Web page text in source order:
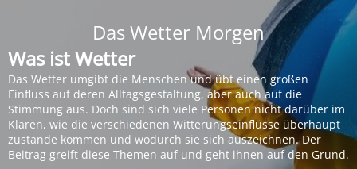
Das Wetter Morgen
Was ist Wetter
Das Wetter umgibt die Menschen und übt einen großen
Einfluss auf deren Alltagsgestaltung, aber auch auf die
Stimmung aus. Doch sind sich viele Personen nicht darüber im
Klaren, wie die verschiedenen Witterungseinflüsse überhaupt
zustande kommen und wodurch sie sich auszeichnen. Der
Beitrag greift diese Themen auf und geht ihnen auf den Grund.